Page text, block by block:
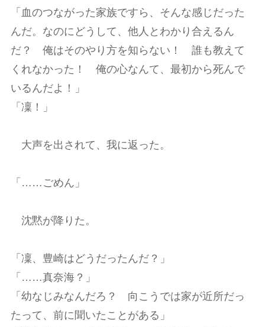
「血のつながった家族ですら、そんな感じだった
んだ。なのにどうして、他人とわかり合えるん
だ？ 俺はそのやり方を知らない！ 誰も教えて
くれなかった！ 俺の心なんて、最初から死んで
いるんだよ！」
「凜！」
大声を出されて、我に返った。
「……ごめん」
沈黙が降りた。
「凜、豊崎はどうだったんだ？」
「……真奈海？」
「幼なじみなんだろ？ 向こうでは家が近所だっ
たって、前に聞いたことがある」